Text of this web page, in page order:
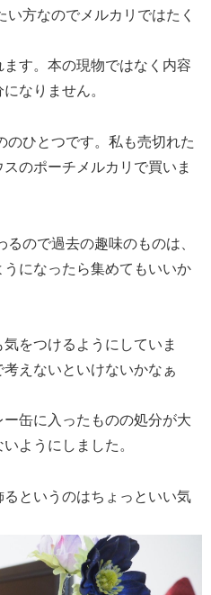
方なのでメルカリではたく
す。本の現物ではなく内容
なりません。
のひとつです。私も売切れた
のポーチメルカリで買いま
ので過去の趣味のものは、
になったら集めてもいいか
をつけるようにしていま
えないといけないかなぁ
缶に入ったものの処分が大
ようにしました。
というのはちょっといい気